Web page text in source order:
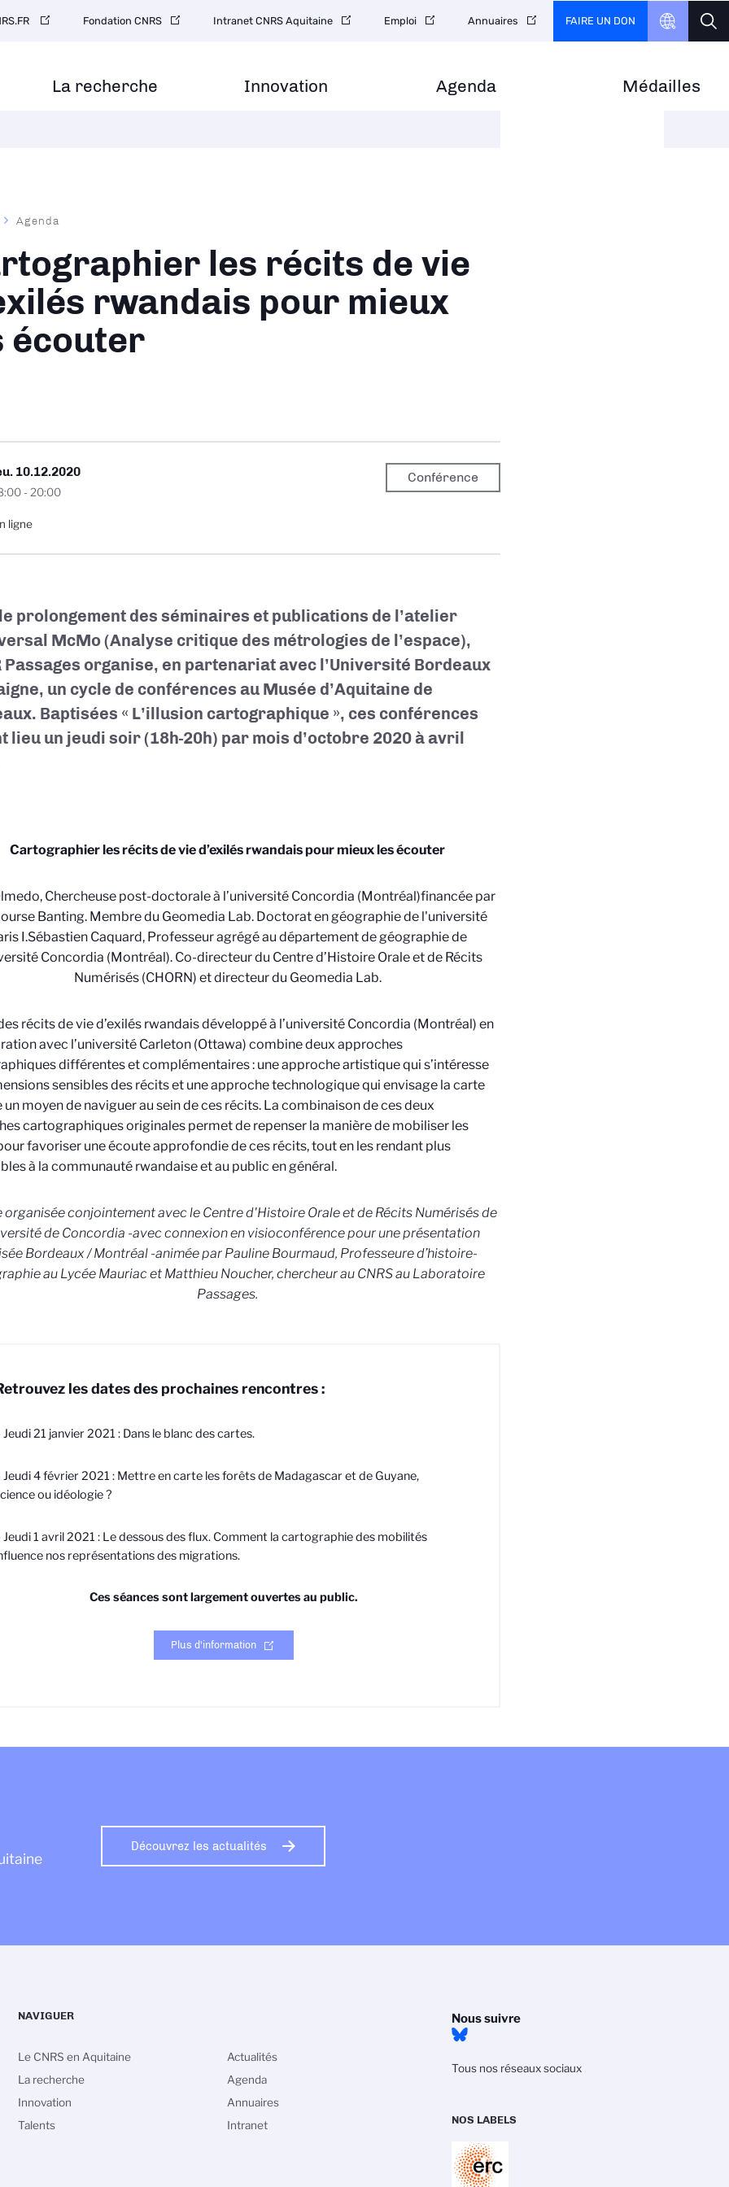
La recherche Innovation Agenda Médailles
Fondation CNRS Intranet CNRS Aquitaine Emploi Annuaires FAIRE UN DON
Agenda
les récits de vie
rwandais pour mieux
écouter
10.12.2020
- 20:00
ligne
Conférence
prolongement des séminaires et publications de l’atelier
McMo(Analyse critique des métrologies de l’espace),
Passages organise, en partenariat avec l’Université Bordeaux
, un cycle de conférences au Musée d’Aquitaine de
. Baptisées « L’illusion cartographique », ces conférences
lieu un jeudi soir (18h-20h) par mois d’octobre 2020 à avril
Cartographier les récits de vie d’exilés rwandais pour mieux les écouter
Chercheuse post-doctorale à l’université Concordia (Montréal)financée par
Banting. Membre du Geomedia Lab. Doctorat en géographie de l'université
I.Sébastien Caquard, Professeur agrégé au département de géographie de
Concordia (Montréal). Co-directeur du Centre d’Histoire Orale et de Récits
Numérisés (CHORN) et directeurdu Geomedia Lab.
récits de vie d’exilés rwandais développé à l’université Concordia (Montréal) en
avec l’université Carleton (Ottawa) combine deux approches
différentesetcomplémentaires : une approche artistique qui s’intéresse
sensiblesdes récits et une approche technologique qui envisage la carte
moyen de naviguerau seindeces récits. La combinaisondecesdeux
cartographiquesoriginales permet de repenser la manière de mobiliser les
favoriser uneécoute approfondie de ces récits, tout en les rendant plus
à la communauté rwandaiseet au public en général.
organisée conjointement avec le Centre d'Histoire Orale et de Récits Numérisés de
de Concordia -avec connexion en visioconférence pour une présentation
Bordeaux / Montréal -animée par Pauline Bourmaud, Professeure d’histoire-
au Lycée Mauriac et Matthieu Noucher, chercheur au CNRS au Laboratoire
Passages.
les dates des prochaines rencontres :
Jeudi 21 janvier 2021 : Dans le blanc des cartes.
Jeudi 4 février 2021 : Mettre en carte les forêts de Madagascar et de Guyane,
ou idéologie ?
Jeudi 1 avril 2021 : Le dessous des flux. Comment la cartographie des mobilités
nos représentations des migrations.
Ces séances sont largement ouvertes au public.
Plus d'information
Découvrez les actualités
Nous suivre
Tous nos réseaux sociaux
NOS LABELS
NAVIGUER
Le CNRS en Aquitaine
La recherche
Innovation
Talents
Actualités
Agenda
Annuaires
Intranet